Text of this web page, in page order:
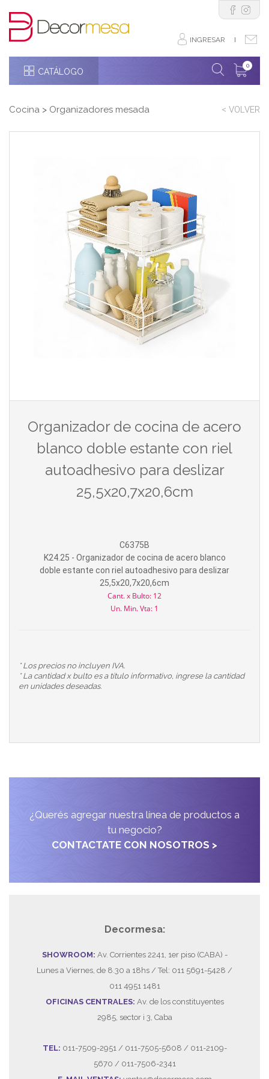
INGRESAR I
CATÁLOGO
0
Cocina > Organizadores mesada < VOLVER
Organizador de cocina de acero
blanco doble estante con riel
autoadhesivo para deslizar
25,5x20,7x20,6cm
C6375B
K24.25 - Organizador de cocina de acero blanco
doble estante con riel autoadhesivo para deslizar
25,5x20,7x20,6cm
Cant. x Bulto: 12
Un. Min. Vta: 1
* Los precios no incluyen IVA.
* La cantidad x bulto es a título informativo, ingrese la cantidad
en unidades deseadas.
¿Querés agregar nuestra línea de productos a
tu negocio?
CONTACTATE CON NOSOTROS >
Decormesa:
SHOWROOM: Av. Corrientes 2241, 1er piso (CABA) -
Lunes a Viernes, de 8.30 a 18hs / Tel: 011 5691-5428 /
011 4951 1481
OFICINAS CENTRALES: Av. de los constituyentes
2985, sector i 3, Caba
TEL: 011-7509-2951 / 011-7505-5608 / 011-2109-
5670 / 011-7506-2341